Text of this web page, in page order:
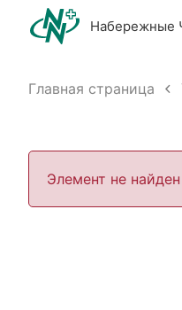
Набережные
Главная страница
Элемент не найден